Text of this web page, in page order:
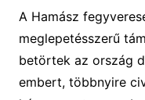
A Hamász
meglepetésszerű
betörtek az ország
embert, többnyire